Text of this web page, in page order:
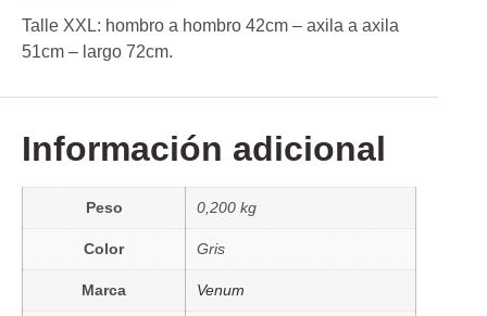
Talle XXL: hombro a hombro 42cm – axila a axila
51cm – largo 72cm.
Información adicional
Peso 0,200 kg
Color Gris
Marca Venum